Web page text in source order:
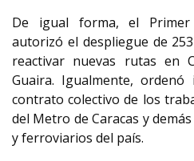
De igual forma, el Primer
autorizó el despliegue de
reactivar nuevas rutas en
Guaira. Igualmente,
contrato colectivo de los
del Metro de Caracas y
y ferroviarios del país.